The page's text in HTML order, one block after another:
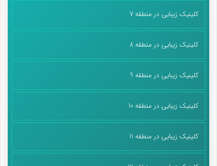
کلینیک زیبایی در منطقه 7
کلینیک زیبایی در منطقه 8
کلینیک زیبایی در منطقه 9
کلینیک زیبایی در منطقه 10
کلینیک زیبایی در منطقه 11